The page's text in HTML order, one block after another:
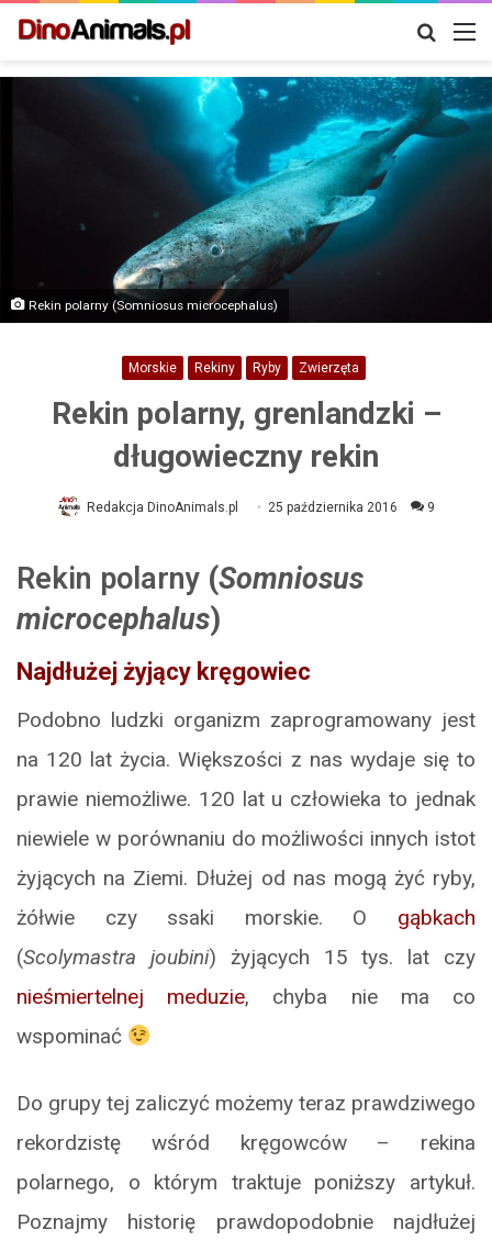
Szukaj
Rekin polarny (Somniosus microcephalus)
Morskie Rekiny Ryby Zwierzęta
Rekin polarny, grenlandzki –
długowieczny rekin
Redakcja DinoAnimals.pl 25 października 2016 9
Rekin polarny (Somniosus
microcephalus)
Najdłużej żyjący kręgowiec
Podobno ludzki organizm zaprogramowany jest
na 120 lat życia. Większości z nas wydaje się to
prawie niemożliwe. 120 lat u człowieka to jednak
niewiele w porównaniu do możliwości innych istot
żyjących na Ziemi. Dłużej od nas mogą żyć ryby,
żółwie czy ssaki morskie. O gąbkach
(Scolymastra joubini) żyjących 15 tys. lat czy
nieśmiertelnej meduzie, chyba nie ma co
wspominać
Do grupy tej zaliczyć możemy teraz prawdziwego
rekordzistę wśród kręgowców – rekina
polarnego, o którym traktuje poniższy artykuł.
Poznajmy historię prawdopodobnie najdłużej